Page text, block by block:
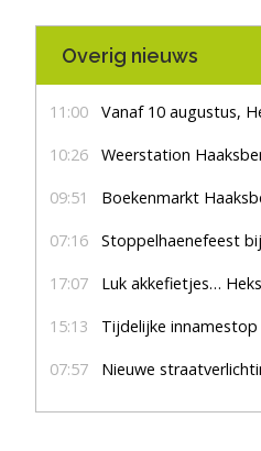
Overig nieuws
11:00 Vanaf 10 augustus, Hengelosestraat
10:26 Weerstation
09:51 Boekenmarkt Haaksbergen
07:16 Stoppelhaenefeest bij
17:07 Luk akkefietjes…
15:13 Tijdelijke
07:57 Nieuwe straatverlichting